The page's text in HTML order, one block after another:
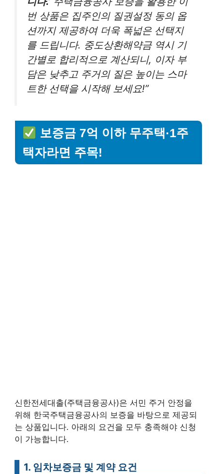
번 상품은 집주인의 질권설정 동의 옵
션까지 제공하여 더욱 폭넓은 선택지
를 드립니다. 중도상환해약금 역시 기
간별로 합리적으로 계산되니, 이자 부
담은 낮추고 주거의 질은 높이는 스마
트한 선택을 시작해 보세요!”
보증금 7억 이하 무주택·1주
택자라면 주목!
신한전세대출(주택금융공사)은 서민 주거 안정을
위해 한국주택금융공사의 보증을 바탕으로 제공되
는 상품입니다. 아래의 요건을 모두 충족해야 신청
이 가능합니다.
1. 임차보증금 및 계약 요건